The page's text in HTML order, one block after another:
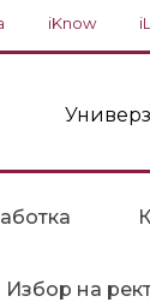
iKnow
Избор на